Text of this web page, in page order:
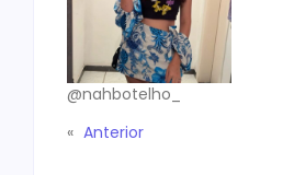
@nahbotelho_
« Anterior